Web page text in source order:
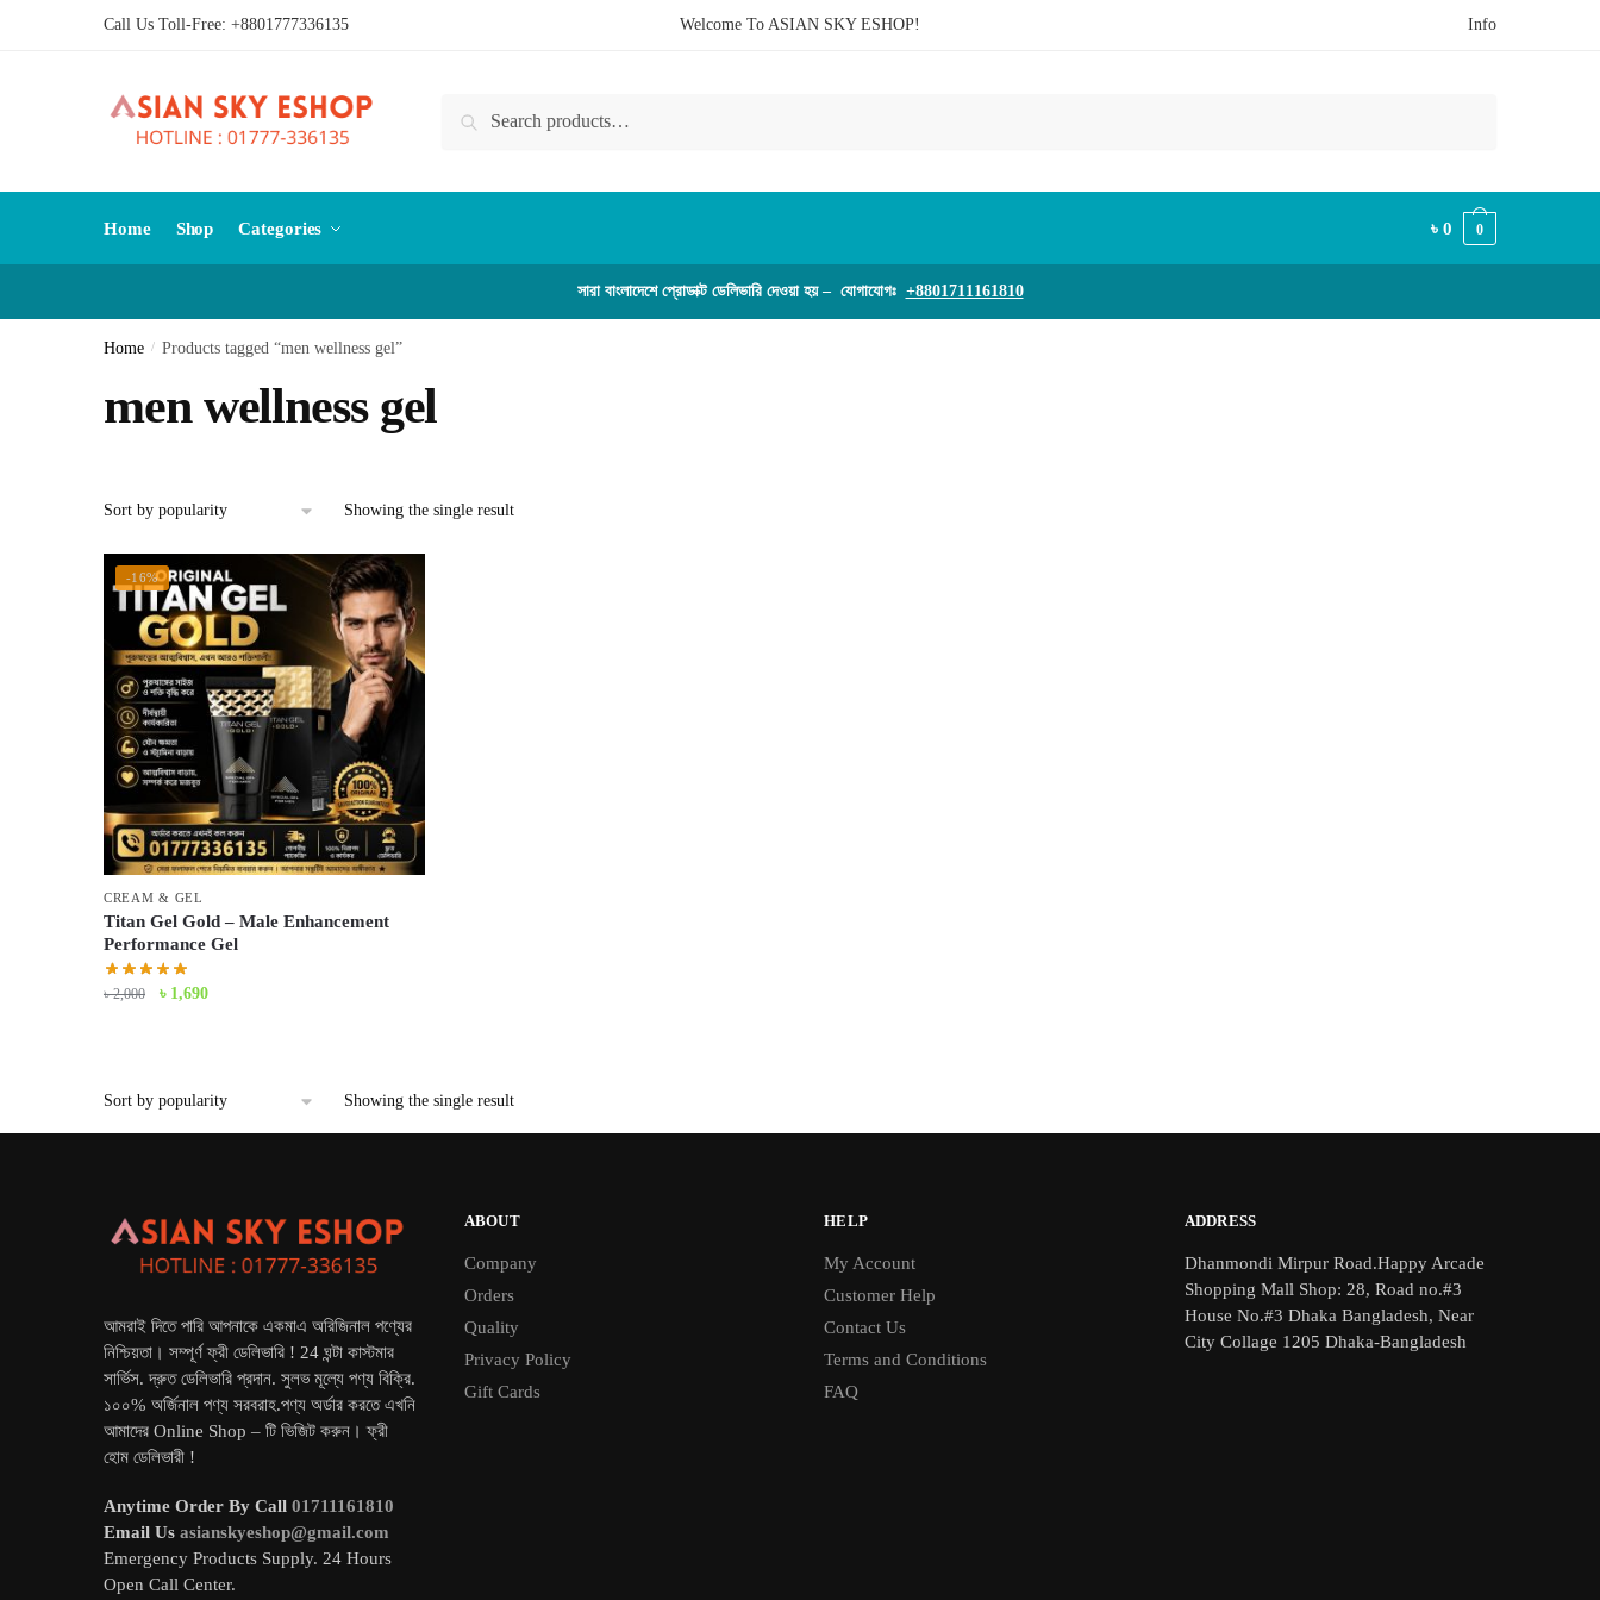
Call Us Toll-Free: +8801777336135 Welcome To ASIAN SKY ESHOP! Info
Search
Home Shop Categories ৳0 0
সারা বাংলাদেশে প্রোডাক্ট ডেলিভারি দেওয়া হয় – যোগাযোগঃ +8801711161810
Home / Products tagged “men wellness gel”
men wellness gel
Showing the single result
-16%
CREAM & GEL
Titan Gel Gold – Male Enhancement
Performance Gel
৳2,000
Original
৳ 1,690Current
Showing the single result
আমরাই দিতে পারি আপনাকে একমাএ অরিজিনাল পণ্যের
নিশ্চিয়তা। সম্পূর্ণ ফ্রী ডেলিভারি ! 24 ঘন্টা কাস্টমার
সার্ভিস. দ্রুত ডেলিভারি প্রদান. সুলভ মূল্যে পণ্য বিক্রি.
১০০% অর্জিনাল পণ্য সরবরাহ.পণ্য অর্ডার করতে এখনি
আমাদের Online Shop – টি ভিজিট করুন। ফ্রী
হোম ডেলিভারী !
Anytime Order By Call 01711161810
Email Us asianskyeshop@gmail.com
Emergency Products Supply. 24 Hours
Open Call Center.
ABOUT
Company
Orders
Quality
Privacy Policy
Gift Cards
HELP
My Account
Customer Help
Contact Us
Terms and Conditions
FAQ
ADDRESS
Dhanmondi Mirpur Road.Happy Arcade
Shopping Mall Shop: 28, Road no.#3
House No.#3 Dhaka Bangladesh, Near
City Collage 1205 Dhaka-Bangladesh